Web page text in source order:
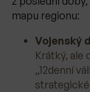
mapu regionu:
Vojenský
Krátký, ale
„12denní